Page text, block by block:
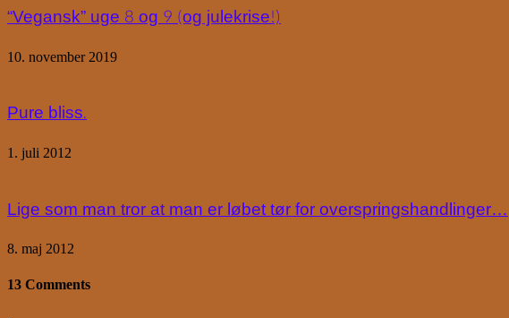
“Vegansk” uge 8 og 9 (og julekrise!)
10. november 2019
Pure bliss.
1. juli 2012
Lige som man tror at man er løbet tør for overspringshandlinger…
8. maj 2012
13 Comments